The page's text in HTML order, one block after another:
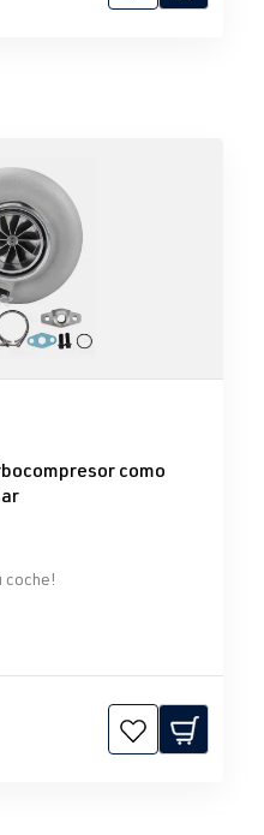
5 estrellas
como
coche!